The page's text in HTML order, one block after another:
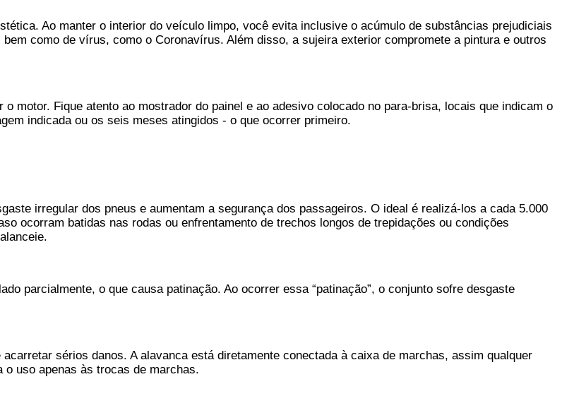
Ao manter o interior do veículo limpo, você evita inclusive o acúmulo de substâncias prejudiciais
como de vírus, como o Coronavírus. Além disso, a sujeira exterior compromete a pintura e outros
motor. Fique atento ao mostrador do painel e ao adesivo colocado no para-brisa, locais que indicam o
indicada ou os seis meses atingidos - o que ocorrer primeiro.
irregular dos pneus e aumentam a segurança dos passageiros. O ideal é realizá-los a cada 5.000
ocorram batidas nas rodas ou enfrentamento de trechos longos de trepidações ou condições
parcialmente, o que causa patinação. Ao ocorrer essa “patinação”, o conjunto sofre desgaste
sérios danos. A alavanca está diretamente conectada à caixa de marchas, assim qualquer
uso apenas às trocas de marchas.